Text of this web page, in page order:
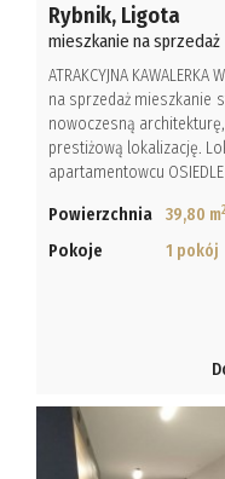
Rybnik, Ligota
mieszkanie na sprzedaż
ATRAKCYJNA
na sprzedaż mieszkanie
nowoczesną
prestiżową lokalizację.
apartamentowcu OSIEDLE
Powierzchnia 39,80 m2
Pokoje
1 pokój